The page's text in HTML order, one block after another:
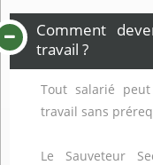
Comment
travail ?
Tout salarié
travail sans
Le Sauveteur